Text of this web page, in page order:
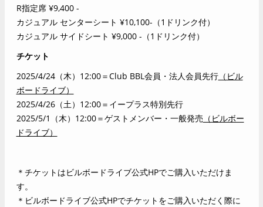
R指定席 ¥9,400 -
カジュアル センターシート ¥10,100- （1ドリンク付）
カジュアル サイドシート ¥9,000 - （1ドリンク付）
チケット
2025/4/24（木）12:00＝Club BBL会員・法人会員先行（ビル
ボードライブ）
2025/4/26（土）12:00＝イープラス特別先行
2025/5/1
（木）12:00＝ゲストメンバー・一般発売 （ビルボー
ドライブ）
＊チケットはビルボードライブ公式HPでご購入いただけま
す。
＊ビルボードライブ公式HPでチケットをご購入いただく際に